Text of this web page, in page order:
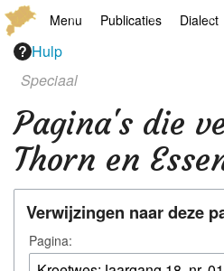
Menu
Nieuws archief
Publicaties Dialect
Hulp
Speciaal
Pagina's die
Thorn en
Verwijzingen naar deze
Pagina: